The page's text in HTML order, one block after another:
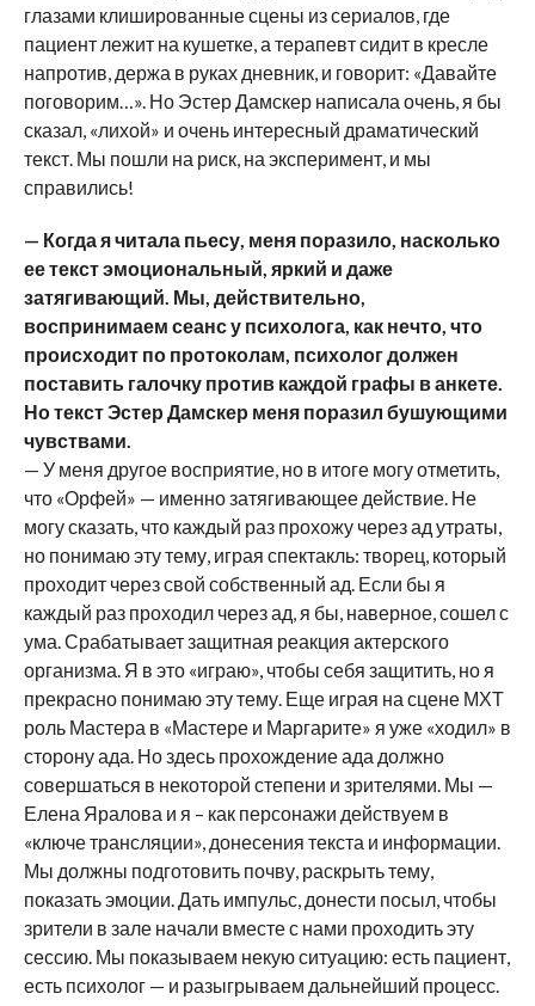
глазами клишированные сцены из сериалов, где
пациент лежит на кушетке, а терапевт сидит в кресле
напротив, держа в руках дневник, и говорит: «Давайте
поговорим…». Но Эстер Дамскер написала очень, я бы
сказал, «лихой» и очень интересный драматический
текст. Мы пошли на риск, на эксперимент, и мы
справились!
— Когда я читала пьесу, меня поразило, насколько
ее текст эмоциональный, яркий и даже
затягивающий. Мы, действительно,
воспринимаем сеанс у психолога, как нечто, что
происходит по протоколам, психолог должен
поставить галочку против каждой графы в анкете.
Но текст Эстер Дамскер меня поразил бушующими
чувствами.
— У меня другое восприятие, но в итоге могу отметить,
что «Орфей» — именно затягивающее действие. Не
могу сказать, что каждый раз прохожу через ад утраты,
но понимаю эту тему, играя спектакль: творец, который
проходит через свой собственный ад. Если бы я
каждый раз проходил через ад, я бы, наверное, сошел с
ума. Срабатывает защитная реакция актерского
организма. Я в это «играю», чтобы себя защитить, но я
прекрасно понимаю эту тему. Еще играя на сцене МХТ
роль Мастера в «Мастере и Маргарите» я уже «ходил» в
сторону ада. Но здесь прохождение ада должно
совершаться в некоторой степени и зрителями. Мы —
Елена Яралова и я – как персонажи действуем в
«ключе трансляции», донесения текста и информации.
Мы должны подготовить почву, раскрыть тему,
показать эмоции. Дать импульс, донести посыл, чтобы
зрители в зале начали вместе с нами проходить эту
сессию. Мы показываем некую ситуацию: есть пациент,
есть психолог — и разыгрываем дальнейший процесс.